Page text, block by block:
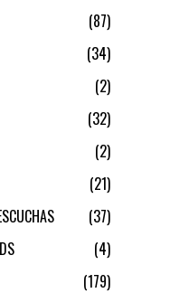
87
34
2
32
2
21
37
4
179